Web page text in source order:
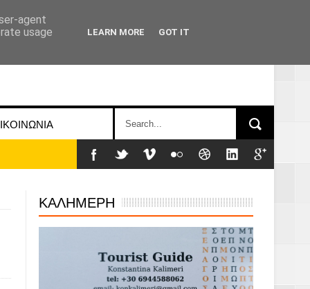
ΚΑΛΗΜΕΡΗ
agent
usage
LEARN MORE GOT IT